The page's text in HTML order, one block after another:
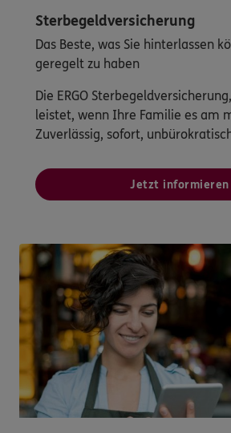
Sterbegeldversicherung
Das Beste, was Sie hinterlassen
geregelt zu haben
Die ERGO
leistet, wenn Ihre Familie es am
Zuverlässig, sofort,
Jetzt informieren